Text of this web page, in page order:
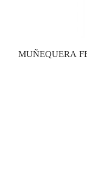
MUÑEQUERA